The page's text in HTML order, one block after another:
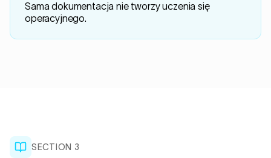
Sama dokumentacja nie tworzy uczenia się
operacyjnego.
SECTION 3